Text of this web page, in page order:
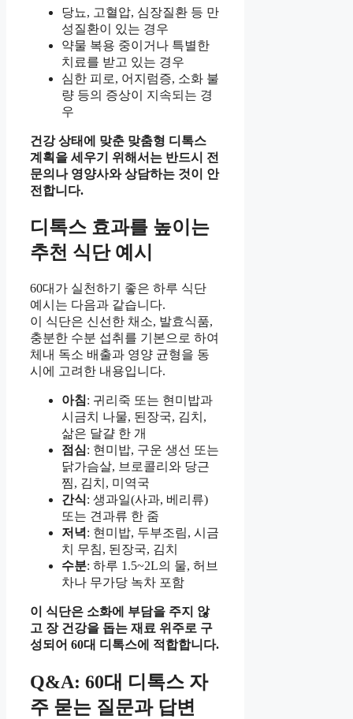
당뇨, 고혈압, 심장질환 등 만
성질환이 있는 경우
약물 복용 중이거나 특별한
치료를 받고 있는 경우
심한 피로, 어지럼증, 소화 불
량 등의 증상이 지속되는 경
우
건강 상태에 맞춘 맞춤형 디톡스
계획을 세우기 위해서는 반드시 전
문의나 영양사와 상담하는 것이 안
전합니다.
디톡스 효과를 높이는
추천 식단 예시
60대가 실천하기 좋은 하루 식단
예시는 다음과 같습니다.
이 식단은 신선한 채소, 발효식품,
충분한 수분 섭취를 기본으로 하여
체내 독소 배출과 영양 균형을 동
시에 고려한 내용입니다.
아침: 귀리죽 또는 현미밥과
시금치 나물, 된장국, 김치,
삶은 달걀 한 개
점심: 현미밥, 구운 생선 또는
닭가슴살, 브로콜리와 당근
찜, 김치, 미역국
간식: 생과일(사과, 베리류)
또는 견과류 한 줌
저녁 : 현미밥, 두부조림, 시금
치 무침, 된장국, 김치
수분: 하루 1.5~2L의 물, 허브
차나 무가당 녹차 포함
이 식단은 소화에 부담을 주지 않
고 장 건강을 돕는 재료 위주로 구
성되어 60대 디톡스에 적합합니다.
Q&A: 60대 디톡스 자
주 묻는 질문과 답변